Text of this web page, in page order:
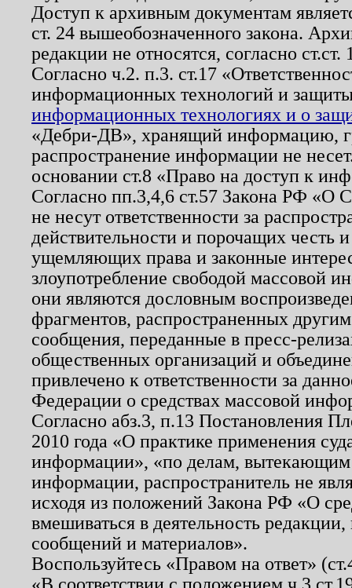
Доступ к архивным документам
ст. 24 вышеобозначенного закона.
редакции не относятся, согласно
Согласно ч.2. п.3. ст.17
информационных технологий и
информационных технологиях и о
«Дебри-ДВ», хранящий информацию,
распространение информации не
основании ст.8 «Право на доступ к
Согласно пп.3,4,6 ст.57 Закона РФ «О
не несут ответственности за
действительности и порочащих честь
ущемляющих права и законные
злоупотребление свободой массовой
они являются дословным
фрагментов, распространенных
сообщения, переданные в пресс-
общественных организаций и
привлечено к ответственности за
Федерации о средствах массовой
Согласно абз.3, п.13 Постановления
2010 года «О практике применения
информации», «по делам, вытекающим
информации, распространитель не
исходя из положений Закона РФ «О
вмешиваться в деятельность
сообщений и материалов».
Воспользуйтесь «Правом на ответ»
«В соответствии с положением ч.3